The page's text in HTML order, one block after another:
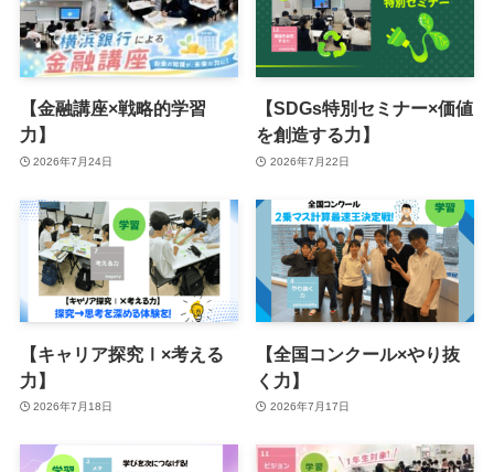
【金融講座×戦略的学習
力】
2026年7月24日
【SDGs特別セミナー×価値
を創造する力】
2026年7月22日
【キャリア探究Ⅰ×考える
力】
2026年7月18日
【全国コンクール×やり抜
く力】
2026年7月17日